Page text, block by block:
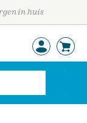
in huis